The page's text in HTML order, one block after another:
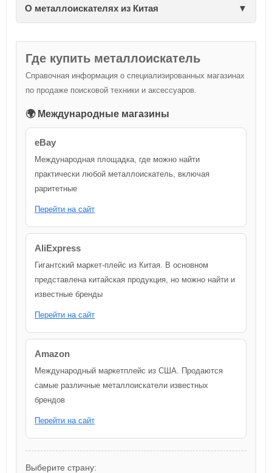
О металлоискателях из Китая
Где купить металлоискатель
Справочная информация о специализированных магазинах
по продаже поисковой техники и аксессуаров.
🌍 Международные магазины
eBay
Международная площадка, где можно найти
практически любой металлоискатель, включая
раритетные
Перейти на сайт
AliExpress
Гигантский маркет-плейс из Китая. В основном
представлена китайская продукция, но можно найти и
известные бренды
Перейти на сайт
Amazon
Международный маркетплейс из США. Продаются
самые различные металлоискатели известных
брендов
Перейти на сайт
Выберите страну: